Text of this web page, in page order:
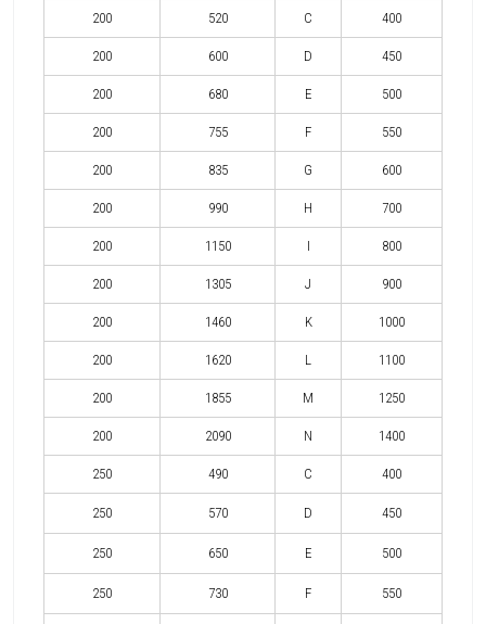
200 520 C 400
200 600 D 450
200 680 E 500
200 755 F 550
200 835 G 600
200 990 H 700
200 1150 I 800
200 1305 J 900
200 1460 K 1000
200 1620 L 1100
200 1855 M 1250
200 2090 N 1400
250 490 C 400
250 570 D 450
250 650 E 500
250 730 F 550